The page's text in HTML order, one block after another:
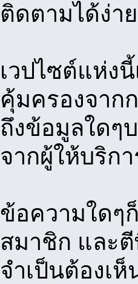
ติดตามได้ง่าย
เวปไซต์แห่ง
คุ้มครองจาก
ถึงข้อมูลใดๆ
จากผู้ให้บริก
ข้อความใดๆ
สมาชิก และ
จำเป็นต้องเ